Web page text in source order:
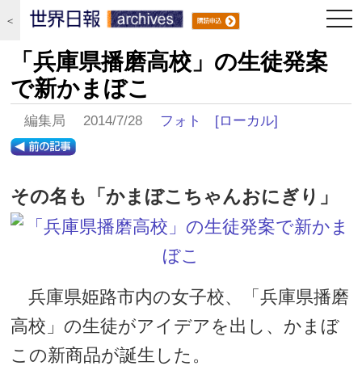
＜
「兵庫県播磨高校」の生徒発案
で新かまぼこ
編集局 2014/7/28 フォト [ローカル]
その名も「かまぼこちゃんおにぎり」
兵庫県姫路市内の女子校、「兵庫県播磨
高校」の生徒がアイデアを出し、かまぼ
この新商品が誕生した。